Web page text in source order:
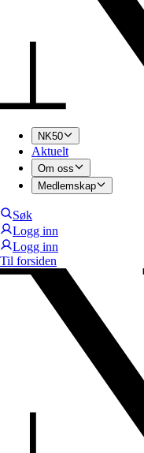
NK50
Aktuelt
Om oss
Medlemskap
Søk
Logg inn
Logg inn
Til forsiden